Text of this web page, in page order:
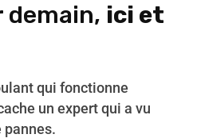
demain, ici et
qui fonctionne
un expert qui a vu
pannes.